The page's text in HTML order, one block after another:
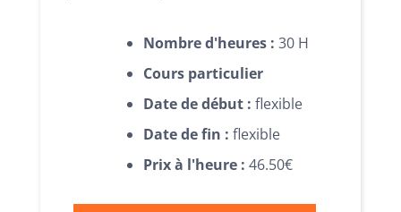
Nombre d'heures :30 H
Cours particulier
Date de début :flexible
Date de fin :flexible
Prix à l'heure :46.50€